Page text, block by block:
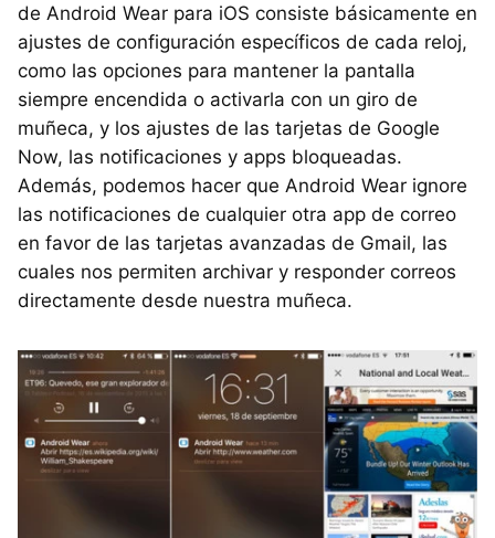
de Android Wear para iOS consiste básicamente en
ajustes de configuración específicos de cada reloj,
como las opciones para mantener la pantalla
siempre encendida o activarla con un giro de
muñeca, y los ajustes de las tarjetas de Google
Now, las notificaciones y apps bloqueadas.
Además, podemos hacer que Android Wear ignore
las notificaciones de cualquier otra app de correo
en favor de las tarjetas avanzadas de Gmail, las
cuales nos permiten archivar y responder correos
directamente desde nuestra muñeca.